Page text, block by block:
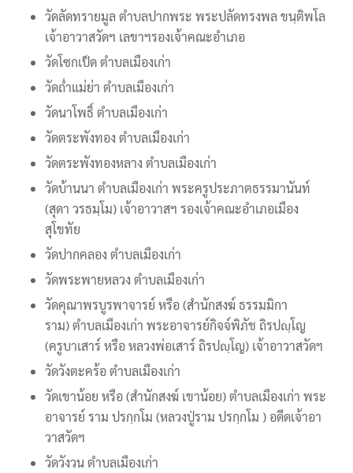
วัดลัดทรายมูล ตำบลปากพระ พระปลัดทรงพล ขนฺติพโล
เจ้าอาวาสวัดฯ เลขาฯรองเจ้าคณะอำเภอ
วัดโซกเป็ด ตำบลเมืองเก่า
วัดถ่ำแม่ย่า ตำบลเมืองเก่า
วัดนาโพธิ์ ตำบลเมืองเก่า
วัดตระพังทอง ตำบลเมืองเก่า
วัดตระพังทองหลาง ตำบลเมืองเก่า
วัดบ้านนา ตำบลเมืองเก่า พระครูประภาตธรรมานันท์
(สุดา วรธมฺโม) เจ้าอาวาสฯ รองเจ้าคณะอำเภอเมือง
สุโขทัย
วัดปากคลอง ตำบลเมืองเก่า
วัดพระพายหลวง ตำบลเมืองเก่า
วัดคุณาพรบูรพาจารย์ หรือ (สำนักสงฆ์ ธรรมมิกา
ราม) ตำบลเมืองเก่า พระอาจารย์กิจจ์พิภัช ถิรปญฺโญ
(ครูบาเสาร์ หรือ หลวงพ่อเสาร์ ถิรปญฺโญ) เจ้าอาวาสวัดฯ
วัดวังตะคร้อ ตำบลเมืองเก่า
วัดเขาน้อย หรือ (สำนักสงฆ์ เขาน้อย) ตำบลเมืองเก่า พระ
อาจารย์ ราม ปรกฺกโม (หลวงปู่ราม ปรกฺกโม ) อดีดเจ้าอา
วาสวัดฯ
วัดวังวน ตำบลเมืองเก่า